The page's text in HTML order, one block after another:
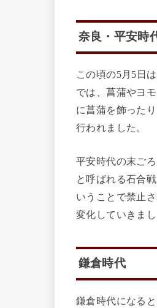
奈良・平安時
この頃の5月5日
では、菖蒲やヨ
に菖蒲を飾った
行われました。
平安時代の末ご
と呼ばれる石合
いうことで禁止
変化していきまし
鎌倉時代
鎌倉時代になる